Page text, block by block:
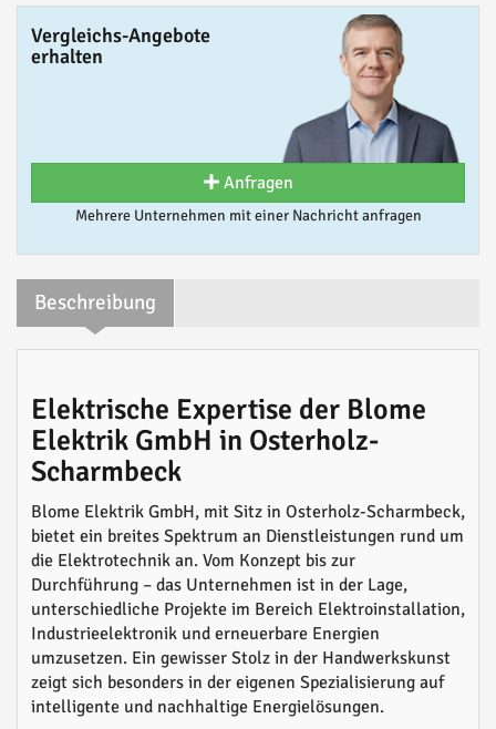
Vergleichs-Angebote
erhalten
Anfragen
Mehrere Unternehmen mit einer Nachricht anfragen
Beschreibung
Elektrische Expertise der Blome
Elektrik GmbH in Osterholz-
Scharmbeck
Blome Elektrik GmbH, mit Sitz in Osterholz-Scharmbeck,
bietet ein breites Spektrum an Dienstleistungen rund um
die Elektrotechnik an. Vom Konzept bis zur
Durchführung – das Unternehmen ist in der Lage,
unterschiedliche Projekte im Bereich Elektroinstallation,
Industrieelektronik und erneuerbare Energien
umzusetzen. Ein gewisser Stolz in der Handwerkskunst
zeigt sich besonders in der eigenen Spezialisierung auf
intelligente und nachhaltige Energielösungen.